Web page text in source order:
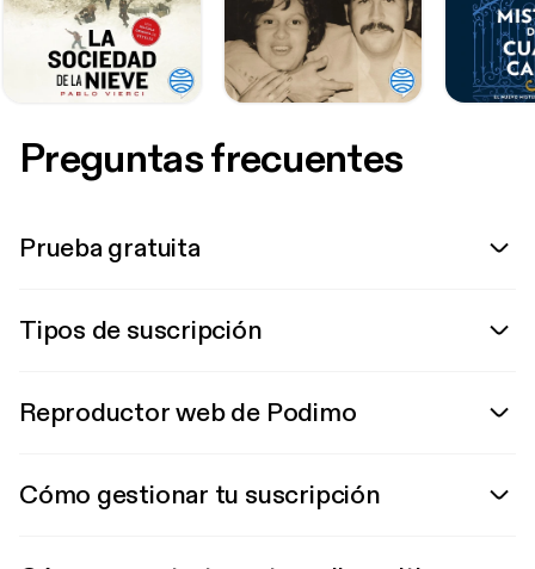
Preguntas frecuentes
Prueba gratuita
Tipos de suscripción
Reproductor web de Podimo
Cómo gestionar tu suscripción